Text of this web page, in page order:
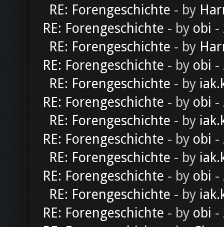
RE: Forengeschichte - by
RE: Forengeschichte - by obi -
RE: Forengeschichte - by
RE: Forengeschichte - by obi -
RE: Forengeschichte - by
RE: Forengeschichte - by obi -
RE: Forengeschichte - by
RE: Forengeschichte - by obi -
RE: Forengeschichte - by
RE: Forengeschichte - by obi -
RE: Forengeschichte - by
RE: Forengeschichte - by obi -